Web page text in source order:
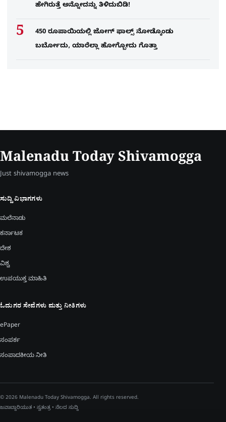
ಹೇಗಿರುತ್ತೆ ಅನ್ನೋದನ್ನು ತಿಳಿದುಬಿಡಿ!
450 ರೂಪಾಯಿಯಲ್ಲಿ ಜೋಗ್​ ಫಾಲ್ಸ್​ ನೋಡ್ಕೊಂಡು
ಬರ್ಬೋದು, ಯಾರೆಲ್ಲಾ ಹೋಗ್ಬೋದು ಗೊತ್ತಾ
Malenadu Today Shivamogga
Just shivamogga news
ಸುದ್ದಿ ವಿಭಾಗಗಳು
ಮಲೆನಾಡು
ಕರ್ನಾಟಕ
ದೇಶ
ವಿಶ್ವ
ಉಪಯುಕ್ತ ಮಾಹಿತಿ
ಓದುಗರ ಸೇವೆಗಳು ಮತ್ತು ನೀತಿಗಳು
ePaper
ಸಂಪರ್ಕ
ಸಂಪಾದಕೀಯ ನೀತಿ
© 2026 Malenadu Today Shivamogga. All rights reserved.
ಜವಾಬ್ದಾರಿಯುತ • ಸ್ವತಂತ್ರ • ನೆಲದ ಸುದ್ದಿ